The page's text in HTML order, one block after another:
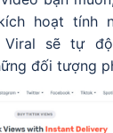
hoạt tính
Viral sẽ tự
đối tượng